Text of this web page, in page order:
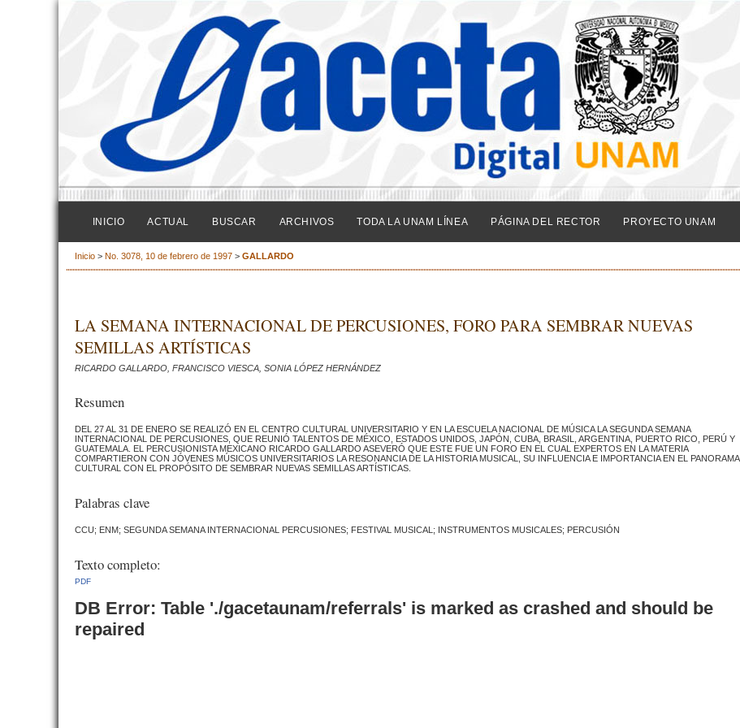
INICIO ACTUAL BUSCAR ARCHIVOS TODA LA UNAM LÍNEA PÁGINA DEL RECTOR PROYECTO UNAM
Inicio > No. 3078, 10 de febrero de 1997 > GALLARDO
LA SEMANA INTERNACIONAL DE PERCUSIONES, FORO PARA SEMBRAR NUEVAS
SEMILLAS ARTÍSTICAS
RICARDO GALLARDO, FRANCISCO VIESCA, SONIA LÓPEZ HERNÁNDEZ
Resumen
DEL 27 AL 31 DE ENERO SE REALIZÓ EN EL CENTRO CULTURAL UNIVERSITARIO Y EN LA ESCUELA NACIONAL DE MÚSICA LA SEGUNDA SEMANA
INTERNACIONAL DE PERCUSIONES, QUE REUNIÓ TALENTOS DE MÉXICO, ESTADOS UNIDOS, JAPÓN, CUBA, BRASIL, ARGENTINA, PUERTO RICO, PERÚ Y
GUATEMALA. EL PERCUSIONISTA MEXICANO RICARDO GALLARDO ASEVERÓ QUE ESTE FUE UN FORO EN EL CUAL EXPERTOS EN LA MATERIA
COMPARTIERON CON JÓVENES MÚSICOS UNIVERSITARIOS LA RESONANCIA DE LA HISTORIA MUSICAL, SU INFLUENCIA E IMPORTANCIA EN EL PANORAMA
CULTURAL CON EL PROPÓSITO DE SEMBRAR NUEVAS SEMILLAS ARTÍSTICAS.
Palabras clave
CCU; ENM; SEGUNDA SEMANA INTERNACIONAL PERCUSIONES; FESTIVAL MUSICAL; INSTRUMENTOS MUSICALES; PERCUSIÓN
Texto completo:
PDF
DB Error: Table './gacetaunam/referrals' is marked as crashed and should be
repaired